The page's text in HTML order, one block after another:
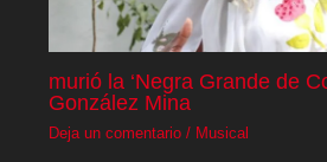
murió la ‘Negra Grande de
González Mina
Deja un comentario / Musical